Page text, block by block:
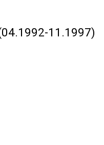
11.1997)